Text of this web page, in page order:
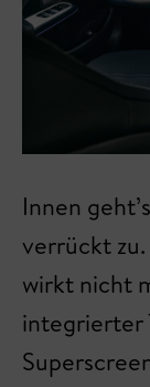
Innen
verrückt
wirkt nicht
integrierter